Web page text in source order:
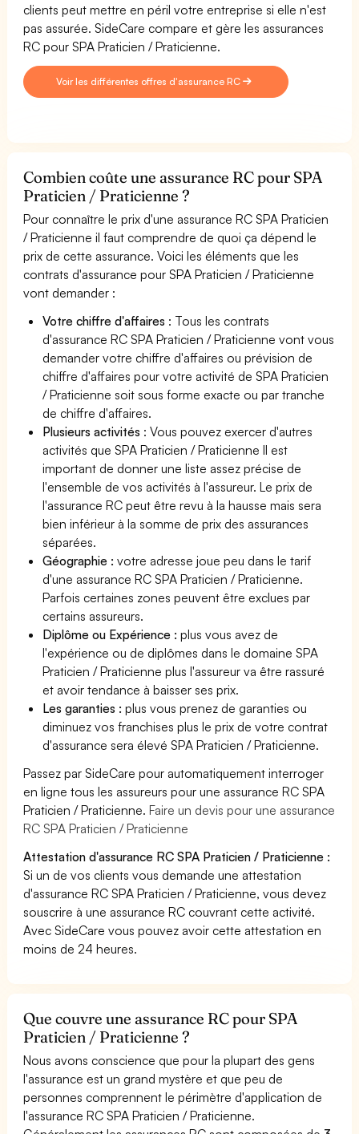
clients peut mettre en péril votre entreprise si elle n'est
pas assurée. SideCare compare et gère les assurances
RC pour SPA Praticien / Praticienne.
Voir les différentes offres d'assurance RC
Combien coûte une assurance RC pour SPA
Praticien / Praticienne ?
Pour connaître le prix d'une assurance RC SPA Praticien
/ Praticienne il faut comprendre de quoi ça dépend le
prix de cette assurance. Voici les éléments que les
contrats d'assurance pour SPA Praticien / Praticienne
vont demander :
Votre chiffre d'affaires : Tous les contrats
d'assurance RC SPA Praticien / Praticienne vont vous
demander votre chiffre d'affaires ou prévision de
chiffre d'affaires pour votre activité de SPA Praticien
/ Praticienne soit sous forme exacte ou par tranche
de chiffre d'affaires.
Plusieurs activités : Vous pouvez exercer d'autres
activités que SPA Praticien / Praticienne Il est
important de donner une liste assez précise de
l'ensemble de vos activités à l'assureur. Le prix de
l'assurance RC peut être revu à la hausse mais sera
bien inférieur à la somme de prix des assurances
séparées.
Géographie :votre adresse joue peu dans le tarif
d'une assurance RC SPA Praticien / Praticienne.
Parfois certaines zones peuvent être exclues par
certains assureurs.
Diplôme ou Expérience :plus vous avez de
l'expérience ou de diplômes dans le domaine SPA
Praticien / Praticienne plus l'assureur va être rassuré
et avoir tendance à baisser ses prix.
Les garanties :plus vous prenez de garanties ou
diminuez vos franchises plus le prix de votre contrat
d'assurance sera élevé SPA Praticien / Praticienne.
Passez par SideCare pour automatiquement interroger
en ligne tous les assureurs pour une assurance RC SPA
Praticien / Praticienne.Faire un devis pour une assurance
RC SPA Praticien / Praticienne
Attestation d'assurance RC SPA Praticien / Praticienne :
Si un de vos clients vous demande une attestation
d'assurance RC SPA Praticien / Praticienne, vous devez
souscrire à une assurance RC couvrant cette activité.
Avec SideCare vous pouvez avoir cette attestation en
moins de 24 heures.
Que couvre une assurance RC pour SPA
Praticien / Praticienne ?
Nous avons conscience que pour la plupart des gens
l'assurance est un grand mystère et que peu de
personnes comprennent le périmètre d'application de
l'assurance RC SPA Praticien / Praticienne.